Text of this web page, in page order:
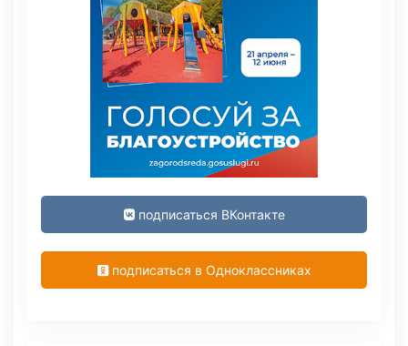
подписаться ВКонтакте
подписаться в Одноклассниках